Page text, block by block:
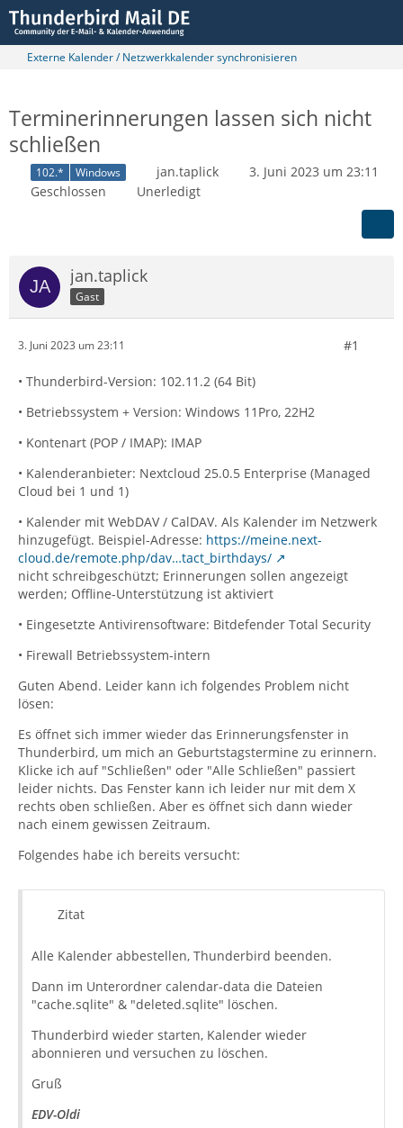
Externe Kalender / Netzwerkkalender synchronisieren
Terminerinnerungen lassen sich nicht
schließen
102.* Windows jan.taplick
3. Juni 2023 um 23:11
Geschlossen
Unerledigt
jan.taplick
Gast
3. Juni 2023 um 23:11 #1
• Thunderbird-Version: 102.11.2 (64 Bit)
• Betriebssystem + Version: Windows 11Pro, 22H2
• Kontenart (POP / IMAP): IMAP
• Kalenderanbieter: Nextcloud 25.0.5 Enterprise (Managed
Cloud bei 1 und 1)
• Kalender mit WebDAV / CalDAV. Als Kalender im Netzwerk
hinzugefügt. Beispiel-Adresse: https://meine.next-
cloud.de/remote.php/dav…tact_birthdays/
nicht schreibgeschützt; Erinnerungen sollen angezeigt
werden; Offline-Unterstützung ist aktiviert
• Eingesetzte Antivirensoftware: Bitdefender Total Security
• Firewall Betriebssystem-intern
Guten Abend. Leider kann ich folgendes Problem nicht
lösen:
Es öffnet sich immer wieder das Erinnerungsfenster in
Thunderbird, um mich an Geburtstagstermine zu erinnern.
Klicke ich auf "Schließen" oder "Alle Schließen" passiert
leider nichts. Das Fenster kann ich leider nur mit dem X
rechts oben schließen. Aber es öffnet sich dann wieder
nach einem gewissen Zeitraum.
Folgendes habe ich bereits versucht:
Zitat
Alle Kalender abbestellen, Thunderbird beenden.
Dann im Unterordner calendar-data die Dateien
"cache.sqlite" & "deleted.sqlite" löschen.
Thunderbird wieder starten, Kalender wieder
abonnieren und versuchen zu löschen.
Gruß
EDV-Oldi